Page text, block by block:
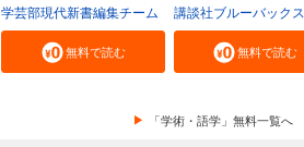
学芸部現代新書編集チーム
無料で読む
講談社ブルーバックス
無料で読む
「学術・語学」無料一覧へ